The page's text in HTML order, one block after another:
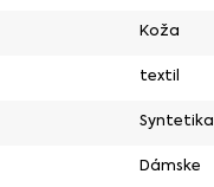
Koža
textil
Syntetika
Dámske